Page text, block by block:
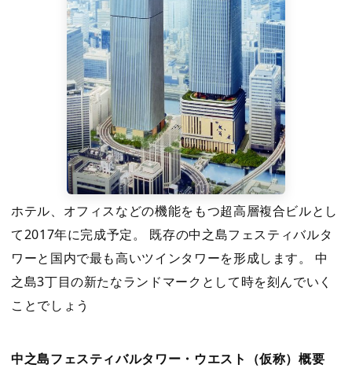
ホテル、オフィスなどの機能をもつ超高層複合ビルとし
て2017年に完成予定。 既存の中之島フェスティバルタ
ワーと国内で最も高いツインタワーを形成します。 中
之島3丁目の新たなランドマークとして時を刻んでいく
ことでしょう
中之島フェスティバルタワー・ウエスト（仮称）概要